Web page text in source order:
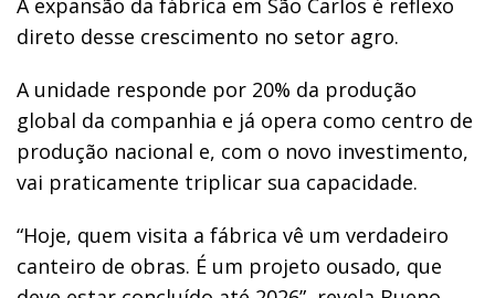
A expansão da fábrica em São Carlos é reflexo
direto desse crescimento no setor agro.
A unidade responde por 20% da produção
global da companhia e já opera como centro de
produção nacional e, com o novo investimento,
vai praticamente triplicar sua capacidade.
“Hoje, quem visita a fábrica vê um verdadeiro
canteiro de obras. É um projeto ousado, que